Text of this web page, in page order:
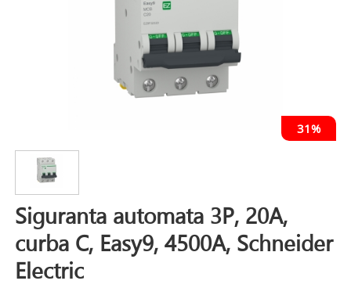
31%
Siguranta automata 3P, 20A,
curba C, Easy9, 4500A, Schneider
Electric